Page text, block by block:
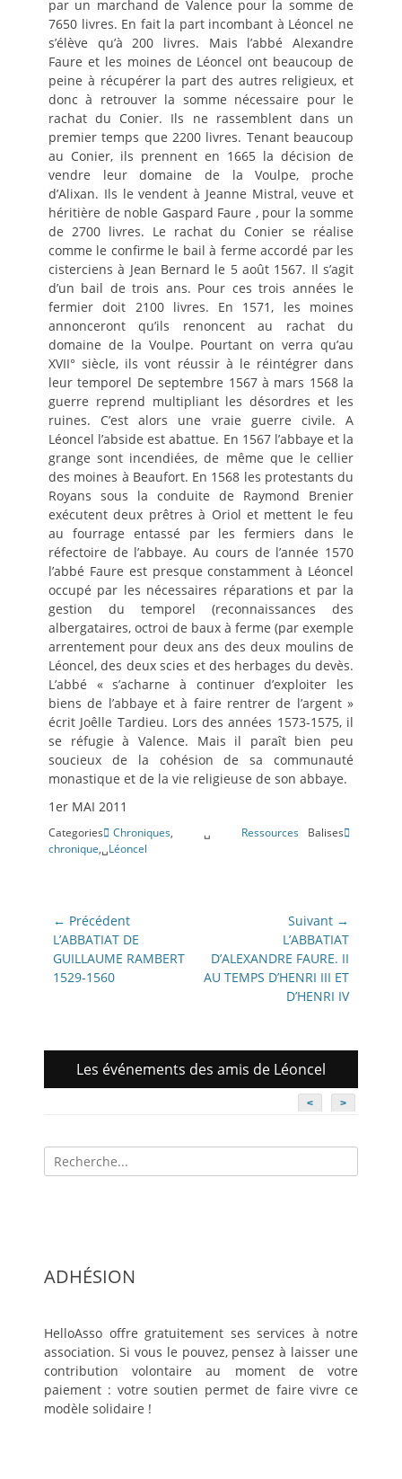
par un marchand de Valence pour la somme de
7650 livres. En fait la part incombant à Léoncel ne
s’élève qu’à 200 livres. Mais l’abbé Alexandre
Faure et les moines de Léoncel ont beaucoup de
peine à récupérer la part des autres religieux, et
donc à retrouver la somme nécessaire pour le
rachat du Conier. Ils ne rassemblent dans un
premier temps que 2200 livres. Tenant beaucoup
au Conier, ils prennent en 1665 la décision de
vendre leur domaine de la Voulpe, proche
d’Alixan. Ils le vendent à Jeanne Mistral, veuve et
héritière de noble Gaspard Faure , pour la somme
de 2700 livres. Le rachat du Conier se réalise
comme le confirme le bail à ferme accordé par les
cisterciens à Jean Bernard le 5 août 1567. Il s’agit
d’un bail de trois ans. Pour ces trois années le
fermier doit 2100 livres. En 1571, les moines
annonceront qu’ils renoncent au rachat du
domaine de la Voulpe. Pourtant on verra qu’au
XVII° siècle, ils vont réussir à le réintégrer dans
leur temporel De septembre 1567 à mars 1568 la
guerre reprend multipliant les désordres et les
ruines. C’est alors une vraie guerre civile. A
Léoncel l’abside est abattue. En 1567 l’abbaye et la
grange sont incendiées, de même que le cellier
des moines à Beaufort. En 1568 les protestants du
Royans sous la conduite de Raymond Brenier
exécutent deux prêtres à Oriol et mettent le feu
au fourrage entassé par les fermiers dans le
réfectoire de l’abbaye. Au cours de l’année 1570
l’abbé Faure est presque constamment à Léoncel
occupé par les nécessaires réparations et par la
gestion du temporel (reconnaissances des
albergataires, octroi de baux à ferme (par exemple
arrentement pour deux ans des deux moulins de
Léoncel, des deux scies et des herbages du devès.
L’abbé « s’acharne à continuer d’exploiter les
biens de l’abbaye et à faire rentrer de l’argent »
écrit Joêlle Tardieu. Lors des années 1573-1575, il
se réfugie à Valence. Mais il paraît bien peu
soucieux de la cohésion de sa communauté
monastique et de la vie religieuse de son abbaye.
1er MAI 2011
Categories Chroniques,␣ Ressources
Balises
chronique,␣Léoncel
Navigation
de
l’article
← Précédent
Article
précédent:
L’ABBATIAT DE
GUILLAUME RAMBERT
1529-1560
Suivant →
suivant:
L’ABBATIAT
D’ALEXANDRE FAURE. II
AU TEMPS D’HENRI III ET
D’HENRI IV
Les événements des amis de Léoncel
< >
Recherche
pour:
ADHÉSION
HelloAsso offre gratuitement ses services à notre
association. Si vous le pouvez, pensez à laisser une
contribution volontaire au moment de votre
paiement : votre soutien permet de faire vivre ce
modèle solidaire !